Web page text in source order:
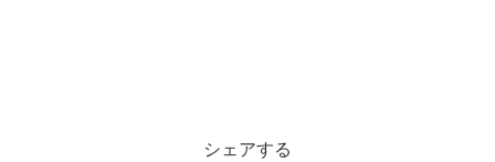
シェアする